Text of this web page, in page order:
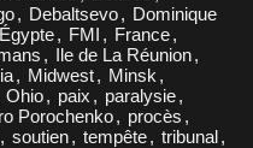
, Debaltsevo, Dominique
Égypte, FMI , France,
, Ile de La Réunion,
, Midwest, Minsk ,
Ohio, paix , paralysie,
Porochenko, procès ,
, soutien, tempête, tribunal,